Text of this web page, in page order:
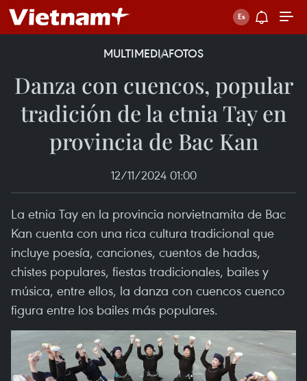
MULTIMEDIAFOTOS
Danza con cuencos, popular
tradición de la etnia Tay en
provincia de Bac Kan
12/11/2024 01:00
La etnia Tay en la provincia norvietnamita de Bac
Kan cuenta con una rica cultura tradicional que
incluye poesía, canciones, cuentos de hadas,
chistes populares, fiestas tradicionales, bailes y
música, entre ellos, la danza con cuencos cuenco
figura entre los bailes más populares.